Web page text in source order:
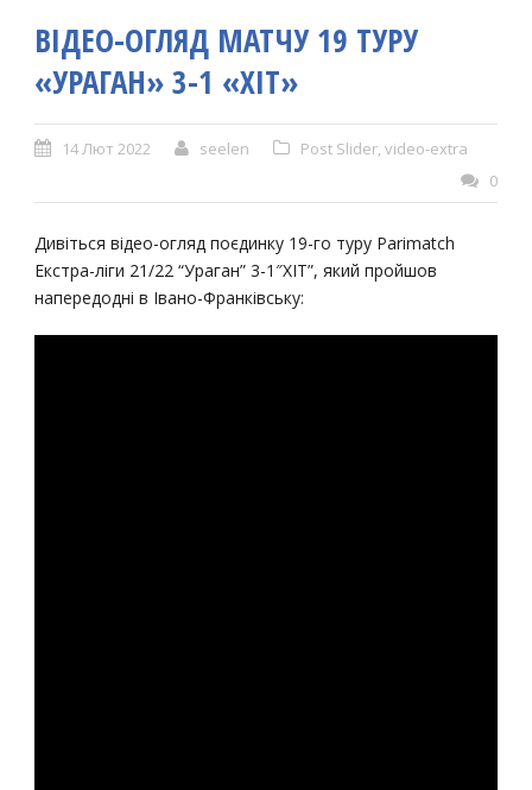
ВІДЕО-ОГЛЯД МАТЧУ 19 ТУРУ
«УРАГАН» 3-1 «ХІТ»
14 Лют 2022 seelen Post Slider, video-extra
0
Дивіться відео-огляд поєдинку 19-го туру Parimatch
Екстра-ліги 21/22 “Ураган” 3-1″ХІТ”, який пройшов
напередодні в Івано-Франківську: